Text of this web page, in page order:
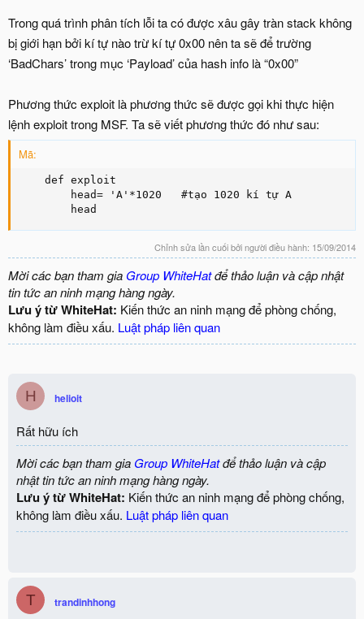
Trong quá trình phân tích lỗi ta có được xâu gây tràn stack không
bị giới hạn bởi kí tự nào trừ kí tự 0x00 nên ta sẽ để trường
‘BadChars’ trong mục ‘Payload’ của hash info là “0x00”
Phương thức exploit là phương thức sẽ được gọi khi thực hiện
lệnh exploit trong MSF. Ta sẽ viết phương thức đó như sau:
Mã:
    def exploit
        head= 'A'*1020   #tạo 1020 kí tự A
        head
Chỉnh sửa lần cuối bởi người điều hành: 15/09/2014
Mời các bạn tham gia Group WhiteHatđể thảo luận và cập nhật
tin tức an ninh mạng hàng ngày.
Lưu ý từ WhiteHat: Kiến thức an ninh mạng để phòng chống,
không làm điều xấu. Luật pháp liên quan
H helioit
Rất hữu ích
Mời các bạn tham gia Group WhiteHatđể thảo luận và cập
nhật tin tức an ninh mạng hàng ngày.
Lưu ý từ WhiteHat: Kiến thức an ninh mạng để phòng chống,
không làm điều xấu. Luật pháp liên quan
T trandinhhong